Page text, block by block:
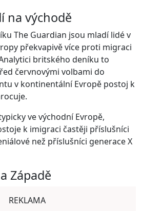
na východě
The Guardian jsou mladí lidé v
překvapivě více proti migraci
britského deníku to
červnovými volbami do
v kontinentální Evropě postoj k
ve východní Evropě,
k imigraci častěji příslušníci
než příslušníci generace X
Západě
REKLAMA